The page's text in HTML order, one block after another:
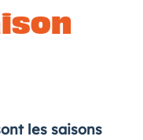
les saisons